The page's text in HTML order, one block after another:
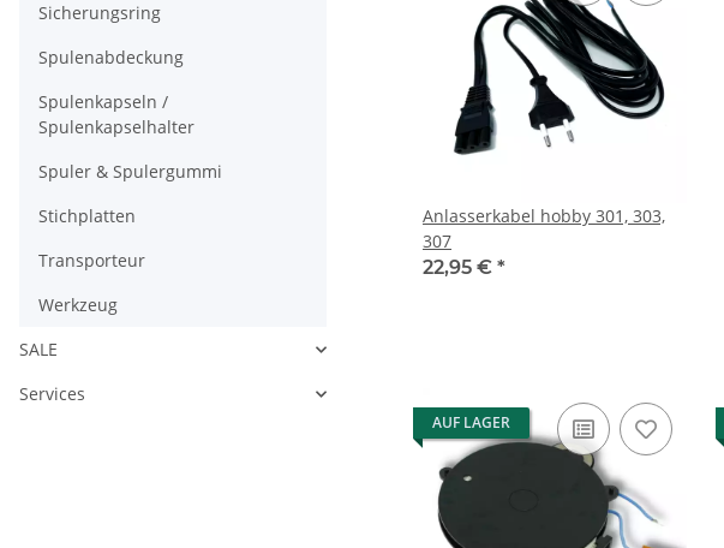
Anlasserkabel hobby 301, 303,
307
22,95 € *
AUF LAGER
Sicherungsring
Spulenabdeckung
Spulenkapseln /
Spulenkapselhalter
Spuler & Spulergummi
Stichplatten
Transporteur
Werkzeug
SALE
Services